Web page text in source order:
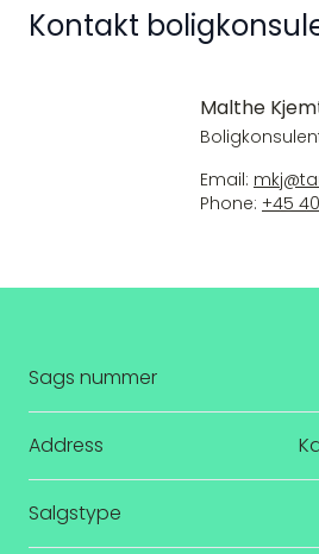
Kontakt
Malthe
Email:
Phone: +45
Sags nummer
Address
Salgstype